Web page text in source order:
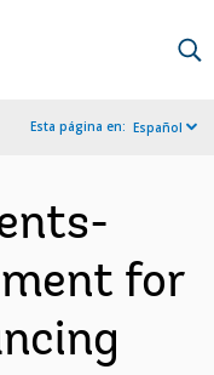
Esta página en: Español
for